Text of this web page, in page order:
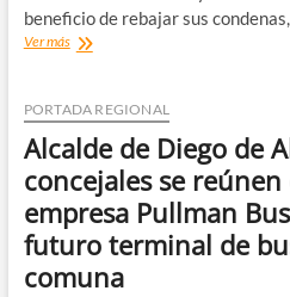
beneficio de rebajar sus
Ver másSenado
que
excluye
del
beneficio
de
rebajar
condenas,
a
PORTADA REGIONAL
Alcalde de Diego de
concejales se
empresa Pullman
futuro terminal de
comuna